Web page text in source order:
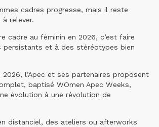
cadres progresse, mais il reste
relever.
cadre au féminin en 2026, c’est faire
persistants et à des stéréotypes bien
l’Apec et ses partenaires proposent
baptisé WOmen Apec Weeks,
évolution à une révolution de
distanciel, des ateliers ou afterworks